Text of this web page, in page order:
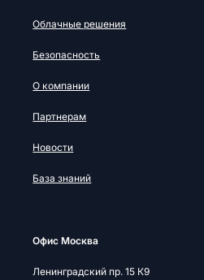
Облачные решения
Безопасность
О компании
Партнерам
Новости
База знаний
Офис Москва
Ленинградский пр. 15 К9